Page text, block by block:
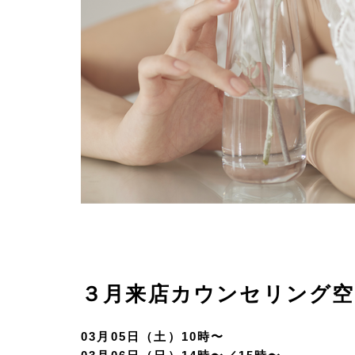
３月来店カウンセリング
03月05日（土）10時〜